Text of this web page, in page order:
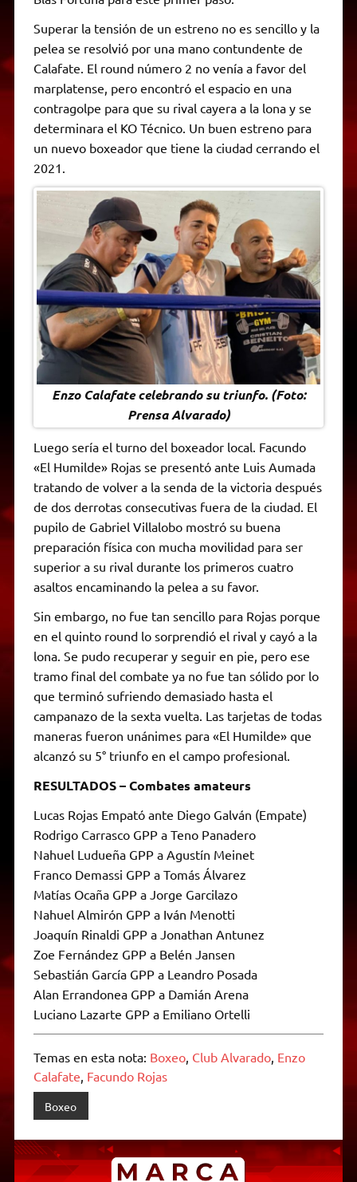
Superar la tensión de un estreno no es sencillo y la
pelea se resolvió por una mano contundente de
Calafate. El round número 2 no venía a favor del
marplatense, pero encontró el espacio en una
contragolpe para que su rival cayera a la lona y se
determinara el KO Técnico. Un buen estreno para
un nuevo boxeador que tiene la ciudad cerrando el
2021.
Enzo Calafate celebrando su triunfo. (Foto:
Prensa Alvarado)
Luego sería el turno del boxeador local. Facundo
«El Humilde» Rojas se presentó ante Luis Aumada
tratando de volver a la senda de la victoria después
de dos derrotas consecutivas fuera de la ciudad. El
pupilo de Gabriel Villalobo mostró su buena
preparación física con mucha movilidad para ser
superior a su rival durante los primeros cuatro
asaltos encaminando la pelea a su favor.
Sin embargo, no fue tan sencillo para Rojas porque
en el quinto round lo sorprendió el rival y cayó a la
lona. Se pudo recuperar y seguir en pie, pero ese
tramo final del combate ya no fue tan sólido por lo
que terminó sufriendo demasiado hasta el
campanazo de la sexta vuelta. Las tarjetas de todas
maneras fueron unánimes para «El Humilde» que
alcanzó su 5° triunfo en el campo profesional.
RESULTADOS – Combates amateurs
Lucas Rojas Empató ante Diego Galván (Empate)
Rodrigo Carrasco GPP a Teno Panadero
Nahuel Ludueña GPP a Agustín Meinet
Franco Demassi GPP a Tomás Álvarez
Matías Ocaña GPP a Jorge Garcilazo
Nahuel Almirón GPP a Iván Menotti
Joaquín Rinaldi GPP a Jonathan Antunez
Zoe Fernández GPP a Belén Jansen
Sebastián García GPP a Leandro Posada
Alan Errandonea GPP a Damián Arena
Luciano Lazarte GPP a Emiliano Ortelli
Temas en esta nota: Boxeo, Club Alvarado, Enzo
Calafate Facundo Rojas
Boxeo